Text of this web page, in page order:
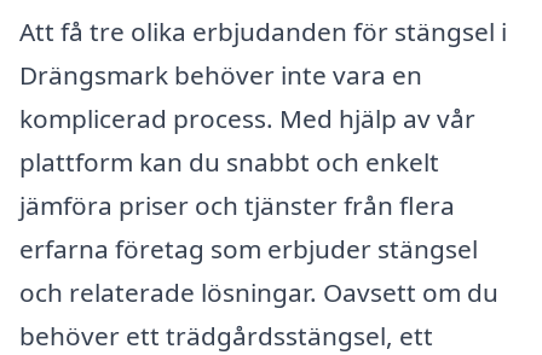
Att få tre olika erbjudanden för stängsel i
Drängsmark behöver inte vara en
komplicerad process. Med hjälp av vår
plattform kan du snabbt och enkelt
jämföra priser och tjänster från flera
erfarna företag som erbjuder stängsel
och relaterade lösningar. Oavsett om du
behöver ett trädgårdsstängsel, ett